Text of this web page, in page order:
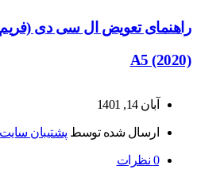
A5 (2020)
آبان 14, 1401
ارسال شده توسط پشتیبان سایت
0 نظرات